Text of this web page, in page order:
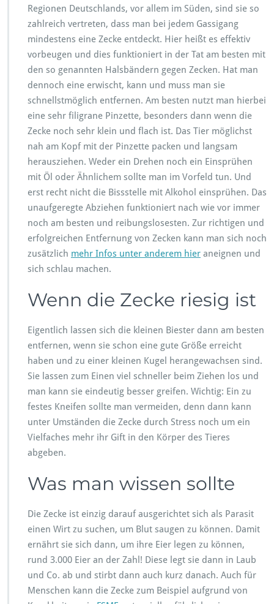
c
h
t
e
r
k
n
e
n
u
d
e
n
e
e
n
Regionen Deutschlands, vor allem im Süden, sind sie so
zahlreich vertreten, dass man bei jedem Gassigang
mindestens eine Zecke entdeckt. Hier heißt es effektiv
vorbeugen und dies funktioniert in der Tat am besten mit
den so genannten Halsbändern gegen Zecken. Hat man
dennoch eine erwischt, kann und muss man sie
schnellstmöglich entfernen. Am besten nutzt man hierbei
eine sehr filigrane Pinzette, besonders dann wenn die
Zecke noch sehr klein und flach ist. Das Tier möglichst
nah am Kopf mit der Pinzette packen und langsam
herausziehen. Weder ein Drehen noch ein Einsprühen
mit Öl oder Ähnlichem sollte man im Vorfeld tun. Und
erst recht nicht die Bissstelle mit Alkohol einsprühen. Das
unaufgeregte Abziehen funktioniert nach wie vor immer
noch am besten und reibungslosesten. Zur richtigen und
erfolgreichen Entfernung von Zecken kann man sich noch
zusätzlich mehr Infos unter anderem hier aneignen und
sich schlau machen.
Wenn die Zecke riesig ist
Eigentlich lassen sich die kleinen Biester dann am besten
entfernen, wenn sie schon eine gute Größe erreicht
haben und zu einer kleinen Kugel herangewachsen sind.
Sie lassen zum Einen viel schneller beim Ziehen los und
man kann sie eindeutig besser greifen. Wichtig: Ein zu
festes Kneifen sollte man vermeiden, denn dann kann
unter Umständen die Zecke durch Stress noch um ein
Vielfaches mehr ihr Gift in den Körper des Tieres
abgeben.
Was man wissen sollte
Die Zecke ist einzig darauf ausgerichtet sich als Parasit
einen Wirt zu suchen, um Blut saugen zu können. Damit
ernährt sie sich dann, um ihre Eier legen zu können,
rund 3.000 Eier an der Zahl! Diese legt sie dann in Laub
und Co. ab und stirbt dann auch kurz danach. Auch für
Menschen kann die Zecke zum Beispiel aufgrund von